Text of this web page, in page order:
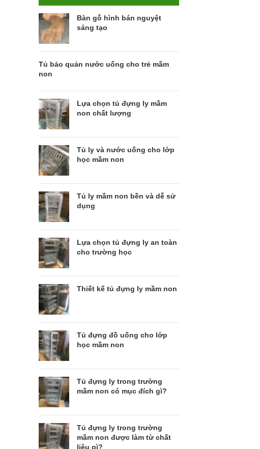
Bàn gỗ hình bán nguyệt
sáng tạo
Tủ bảo quản nước uống cho trẻ mầm
non
Lựa chọn tủ đựng ly mầm
non chất lượng
Tủ ly và nước uống cho lớp
học mầm non
Tủ ly mầm non bền và dễ sử
dụng
Lựa chọn tủ đựng ly an toàn
cho trường học
Thiết kế tủ đựng ly mầm non
Tủ đựng đồ uống cho lớp
học mầm non
Tủ đựng ly trong trường
mầm non có mục đích gì?
Tủ đựng ly trong trường
mầm non được làm từ chất
liệu gì?